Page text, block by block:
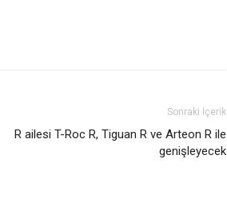
Sonraki İçerik
R ailesi T-Roc R, Tiguan R ve Arteon R ile
genişleyecek